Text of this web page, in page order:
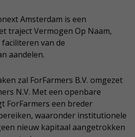
Amsterdam is een
traject Vermogen Op Naam,
van de
aandelen.
zal ForFarmers B.V. omgezet
N.V. Met een openbare
ForFarmers een breder
waaronder institutionele
nieuw kapitaal aangetrokken